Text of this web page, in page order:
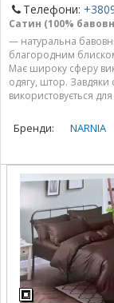
Телефони:
Сатин (100%
— натуральна
благородним
Має широку сферу
одягу, штор. Завдяки
використовується
Бренди: NARNIA